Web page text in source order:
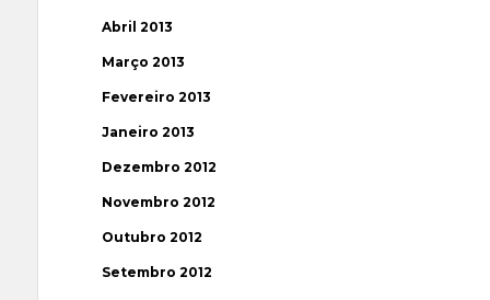
Abril 2013
Março 2013
Fevereiro 2013
Janeiro 2013
Dezembro 2012
Novembro 2012
Outubro 2012
Setembro 2012